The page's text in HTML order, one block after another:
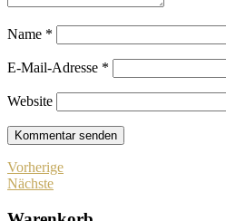
Name *
E-Mail-Adresse *
Website
Vorherige
Nächste